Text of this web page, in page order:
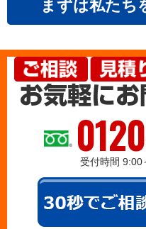
まずは私たち
受付時間 9:00